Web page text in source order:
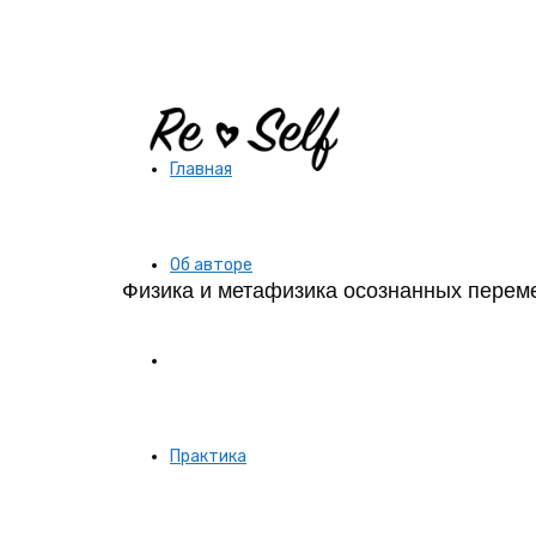
Re-
Self
Создай
Физика и метафизика осознанных
Главная
Об авторе
Практика